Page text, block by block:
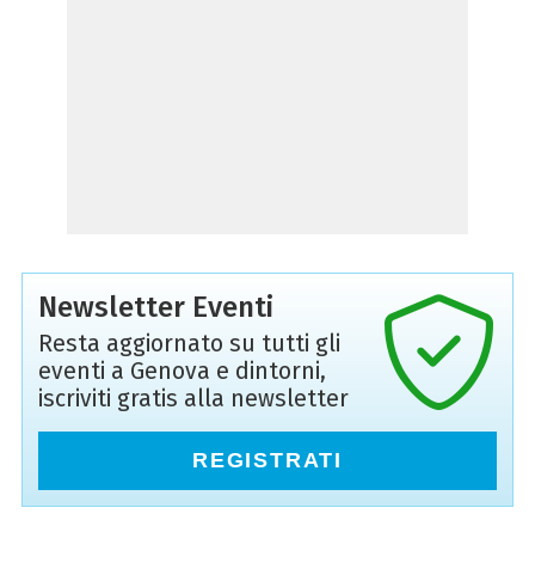
Newsletter Eventi
Resta aggiornato su tutti gli
eventi a Genova e dintorni,
iscriviti gratis alla newsletter
REGISTRATI